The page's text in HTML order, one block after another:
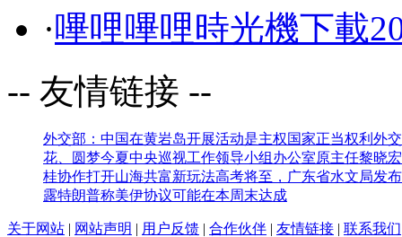
·嗶哩嗶哩時光機下載
-- 友情链接 --
外交部：中国在黄岩岛开展活动是主权国家正当权利 外
花、圆梦今夏中央巡视工作领导小组办公室原主任黎晓
桂协作打开山海共富新玩法高考将至，广东省水文局发
露特朗普称美伊协议可能在本周末达成
关于网站 | 网站声明 | 用户反馈 | 合作伙伴 | 友情链接 | 联系我们